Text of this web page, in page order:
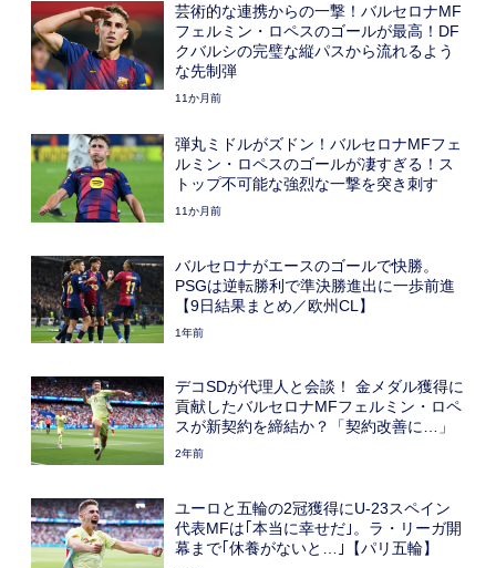
芸術的な連携からの一撃！バルセロナMF
フェルミン・ロペスのゴールが最高！DF
クバルシの完璧な縦パスから流れるよう
な先制弾
11か月前
弾丸ミドルがズドン！バルセロナMFフェ
ルミン・ロペスのゴールが凄すぎる！ス
トップ不可能な強烈な一撃を突き刺す
11か月前
バルセロナがエースのゴールで快勝。
PSGは逆転勝利で準決勝進出に一歩前進
【9日結果まとめ／欧州CL】
1年前
デコSDが代理人と会談！ 金メダル獲得に
貢献したバルセロナMFフェルミン・ロペ
スが新契約を締結か？「契約改善に…」
2年前
ユーロと五輪の2冠獲得にU-23スペイン
代表MFは｢本当に幸せだ｣。ラ・リーガ開
幕まで｢休養がないと…｣【パリ五輪】